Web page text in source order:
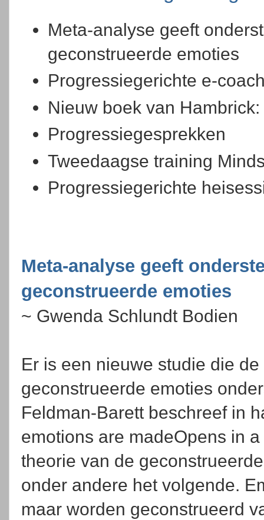
Meta-analyse geeft
geconstrueerde emoties
Progressiegerichte e-
Nieuw boek van
Progressiegesprekken
Tweedaagse training
Progressiegerichte
Meta-analyse geeft
geconstrueerde emoties
~ Gwenda Schlundt Bodien
Er is een nieuwe studie die
geconstrueerde emoties
Feldman-Barett beschreef in
emotions are madeOpens in
theorie van de
onder andere het volgende.
maar worden geconstrueerd